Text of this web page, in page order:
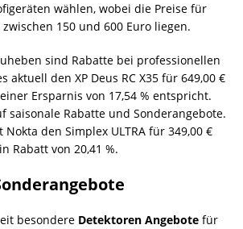
wählen, wobei die Preise für
150 und 600 Euro liegen.
sind Rabatte bei professionellen
aktuell den XP Deus RC X35 für 649,00 €
Ersparnis von 17,54 % entspricht.
saisonale Rabatte und Sonderangebote.
den Simplex ULTRA für 349,00 €
Rabatt von 20,41 %.
besondere Detektoren Angebote für